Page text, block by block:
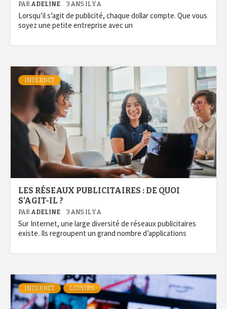
PAR ADELINE 3 ANS IL Y A
Lorsqu’il s’agit de publicité, chaque dollar compte. Que vous
soyez une petite entreprise avec un
INTERNET
LES RÉSEAUX PUBLICITAIRES : DE QUOI
S’AGIT-IL ?
PAR ADELINE 3 ANS IL Y A
Sur Internet, une large diversité de réseaux publicitaires
existe. Ils regroupent un grand nombre d’applications
INTERNET LOISIRS